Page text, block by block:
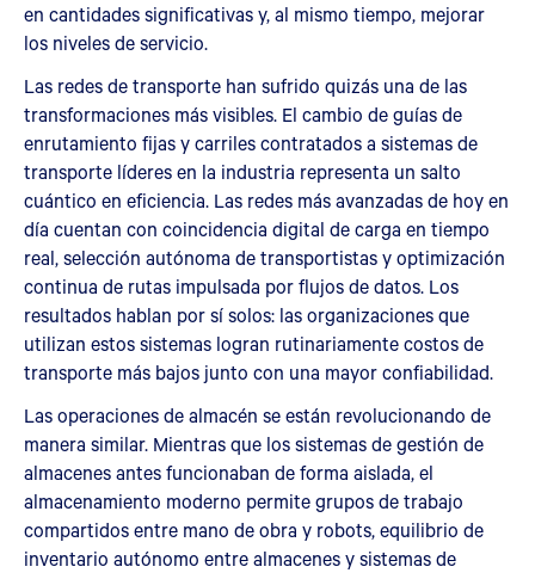
en cantidades significativas y, al mismo tiempo, mejorar
los niveles de servicio.
Las redes de transporte han sufrido quizás una de las
transformaciones más visibles. El cambio de guías de
enrutamiento fijas y carriles contratados a sistemas de
transporte líderes en la industria representa un salto
cuántico en eficiencia. Las redes más avanzadas de hoy en
día cuentan con coincidencia digital de carga en tiempo
real, selección autónoma de transportistas y optimización
continua de rutas impulsada por flujos de datos. Los
resultados hablan por sí solos: las organizaciones que
utilizan estos sistemas logran rutinariamente costos de
transporte más bajos junto con una mayor confiabilidad.
Las operaciones de almacén se están revolucionando de
manera similar. Mientras que los sistemas de gestión de
almacenes antes funcionaban de forma aislada, el
almacenamiento moderno permite grupos de trabajo
compartidos entre mano de obra y robots, equilibrio de
inventario autónomo entre almacenes y sistemas de